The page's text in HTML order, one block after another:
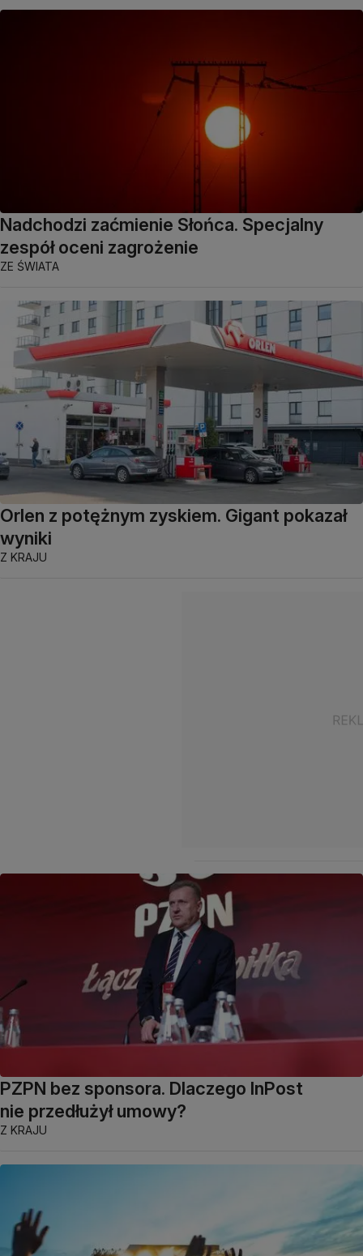
Nadchodzi zaćmienie Słońca. Specjalny
zespół oceni zagrożenie
ZE ŚWIATA
Orlen z potężnym zyskiem. Gigant pokazał
wyniki
Z KRAJU
PZPN bez sponsora. Dlaczego InPost
nie przedłużył umowy?
Z KRAJU